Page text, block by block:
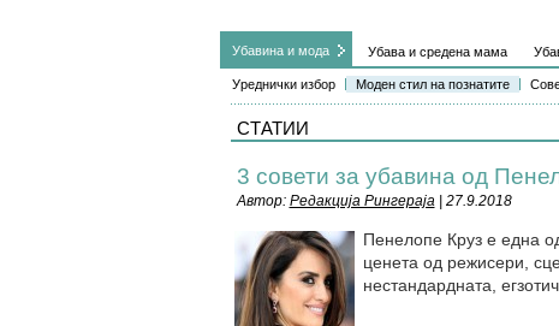
Убавина и мода Убава и средена мама
Уреднички избор Моден стил на познатите
СТАТИИ
3 совети за убавина од
Автор: Редакција Рингераја| 27.9.2018
Пенелопе Круз е една
ценета од режисери,
нестандардната,